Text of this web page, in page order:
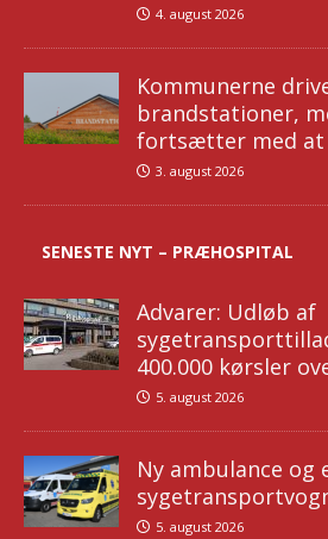
4. august 2026
Kommunerne
brandstationer,
fortsætter med at
3. august 2026
SENESTE NYT – PRÆHOSPITAL
Advarer: Udløb af
400.000 kørsler
5. august 2026
Ny ambulance og
5. august 2026